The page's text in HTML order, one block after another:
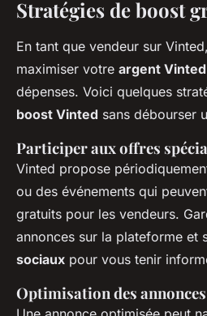
Stratégies de boost
En tant que vendeur sur
maximiser votre argent Vinted
dépenses. Voici quelques
boost Vinted sans débourser
Participer aux offres
Vinted propose
ou des événements qui
gratuits pour les vendeurs.
annonces sur la plateforme et
sociaux pour vous tenir
Optimisation des annonces